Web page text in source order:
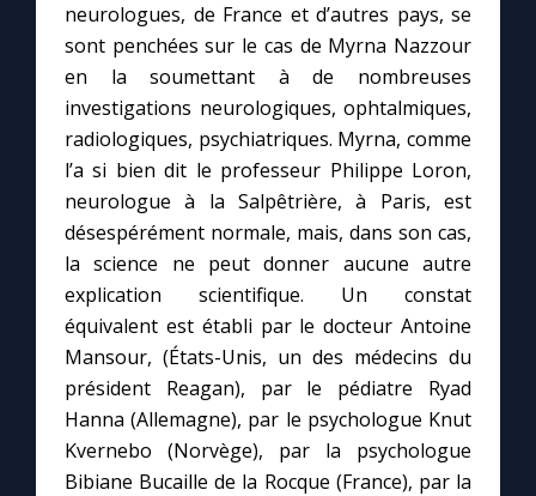
neurologues, de France et d’autres pays, se
sont penchées sur le cas de Myrna Nazzour
en la soumettant à de nombreuses
investigations neurologiques, ophtalmiques,
radiologiques, psychiatriques. Myrna, comme
l’a si bien dit le professeur Philippe Loron,
neurologue à la Salpêtrière, à Paris, est
désespérément normale, mais, dans son cas,
la science ne peut donner aucune autre
explication scientifique. Un constat
équivalent est établi par le docteur Antoine
Mansour, (États-Unis, un des médecins du
président Reagan), par le pédiatre Ryad
Hanna (Allemagne), par le psychologue Knut
Kvernebo (Norvège), par la psychologue
Bibiane Bucaille de la Rocque (France), par la